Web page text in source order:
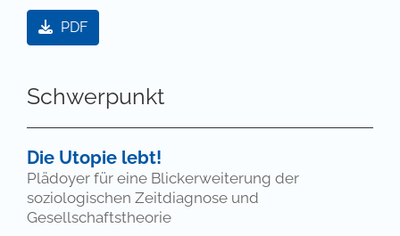
PDF
Schwerpunkt
Die Utopie lebt!
Plädoyer für eine Blickerweiterung der
soziologischen Zeitdiagnose und
Gesellschaftstheorie